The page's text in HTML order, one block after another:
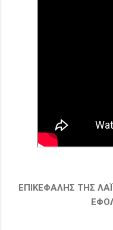
ΕΠΙΚΕΦΑΛΗΣ ΤΗΣ